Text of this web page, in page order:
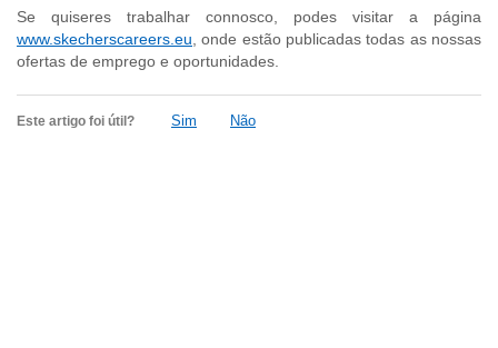
Se quiseres trabalhar connosco, podes visitar a página
www.skecherscareers.eu , onde estão publicadas todas as nossas
ofertas de emprego e oportunidades.
Este artigo foi útil? Sim Não